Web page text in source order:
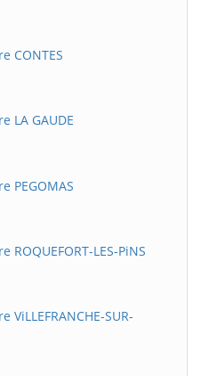
CONTES
LA GAUDE
PEGOMAS
LES-PiNS
SUR-